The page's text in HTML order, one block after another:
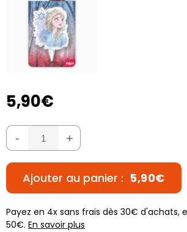
5,90€
- +
Ajouter au panier : 5,90€
Payez en 4x sans frais dès 30€ d'achats,
50€. En savoir plus